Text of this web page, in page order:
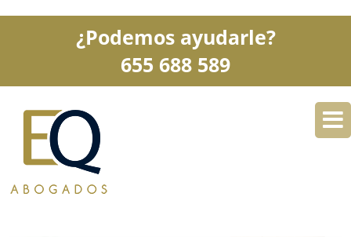
¿Podemos ayudarle?
655 688 589